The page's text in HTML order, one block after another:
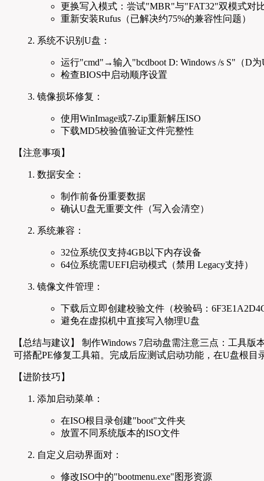
更换写入模式：尝试"MBR"与"FAT32"双模式对
重新安装Rufus（已解决约75%的兼容性问题）
系统不识别U盘：
运行"cmd"→输入"bcdboot D: Windows /s S"（D为
检查BIOS中启动顺序设置
镜像损坏修复：
使用WinImage或7-Zip重新解压ISO
下载MD5校验值验证文件完整性
【注意事项】
数据安全：
制作前备份重要数据
确认U盘无重要文件（写入会清空）
系统兼容：
32位系统仅支持4GB以下内存设备
64位系统需UEFI启动模式（禁用 Legacy支持）
镜像文件管理：
下载后立即创建校验文件（校验码：
避免在虚拟机中直接写入物理U盘
【总结与建议】 制作Windows 7启动盘需注意三点：工具
可搭配PE修复工具箱。完成后应测试启动功能，在U盘根目
【进阶技巧】
添加启动菜单：
在ISO根目录创建"boot"文件夹
放置不同系统版本的ISO文件
自定义启动界面对：
修改ISO中的"bootmenu.exe"图形资源